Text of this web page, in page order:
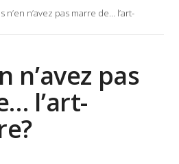
n’en n’avez pas marre de… l’art-
n’avez pas
l’art-